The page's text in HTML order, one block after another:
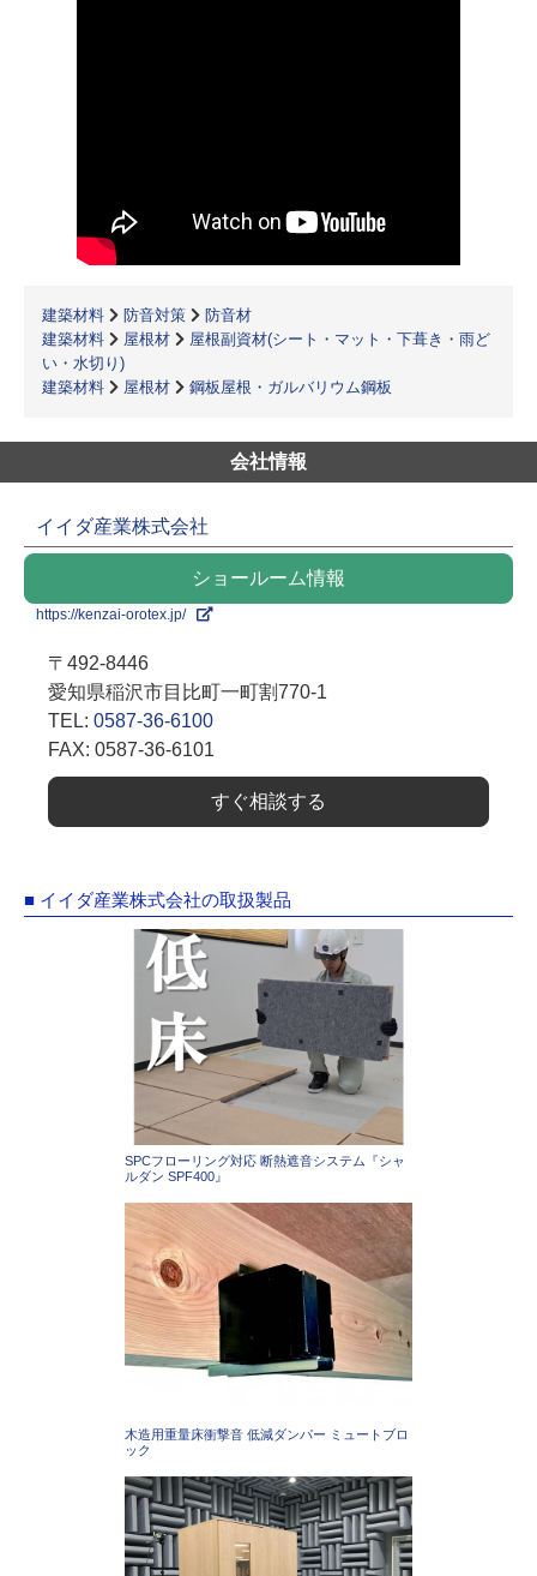
建築材料 防音対策
防音材
建築材料
屋根材
屋根副資材(シート・マット・下葺き・雨ど
い・水切り)
建築材料
屋根材 鋼板屋根・ガルバリウム鋼板
会社情報
イイダ産業株式会社
ショールーム情報
https://kenzai-orotex.jp/
〒492-8446
愛知県稲沢市目比町一町割770-1
TEL: 0587-36-6100
FAX: 0587-36-6101
すぐ相談する
■ イイダ産業株式会社の取扱製品
SPCフローリング対応 断熱遮音システム『シャ
ルダン SPF400』
木造用重量床衝撃音 低減ダンパー ミュートブロ
ック